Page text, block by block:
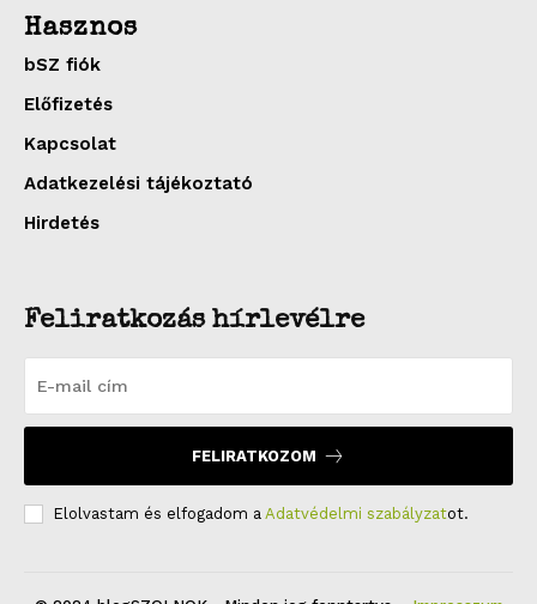
Hasznos
bSZ fiók
Előfizetés
Kapcsolat
Adatkezelési tájékoztató
Hirdetés
Feliratkozás hírlevélre
FELIRATKOZOM
Elolvastam és elfogadom a Adatvédelmi szabályzatot.